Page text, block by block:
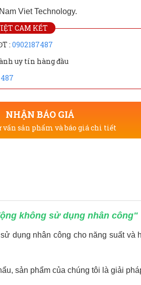
Nam Viet Technology.
CAM KẾT
: 0902187487
uy tín hàng đầu
NHẬN BÁO GIÁ
vấn sản phẩm và báo giá chi tiết
không sử dụng nhân công"
dụng nhân công cho năng suất và
sản phẩm của chúng tôi là giải